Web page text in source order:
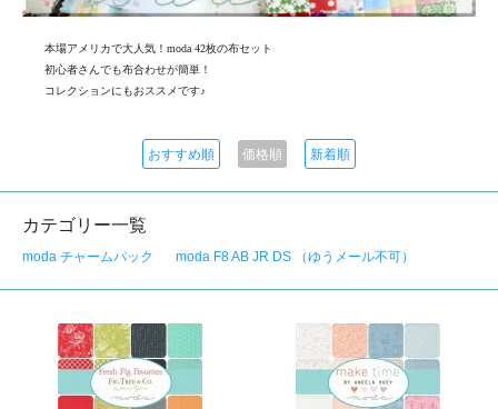
本場アメリカで大人気！moda 42枚の布セット
初心者さんでも布合わせが簡単！
コレクションにもおススメです♪
おすすめ順 価格順 新着順
カテゴリー一覧
moda チャームパック moda F8 AB JR DS （ゆうメール不可）